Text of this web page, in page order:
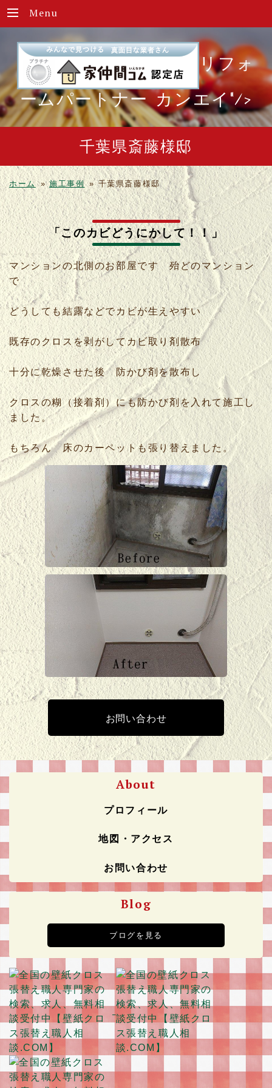
Menu
リフォ
ームパートナー カンエイ"/>
千葉県斎藤様邸
ホーム » 施工事例 » 千葉県斎藤様邸
「このカビどうにかして！！」
マンションの北側のお部屋です 殆どのマンション
で
どうしても結露などでカビが生えやすい
既存のクロスを剥がしてカビ取り剤散布
十分に乾燥させた後 防かび剤を散布し
クロスの糊（接着剤）にも防かび剤を入れて施工し
ました。
もちろん 床のカーペットも張り替えました。
お問い合わせ
About
プロフィール
地図・アクセス
お問い合わせ
Blog
ブログを見る